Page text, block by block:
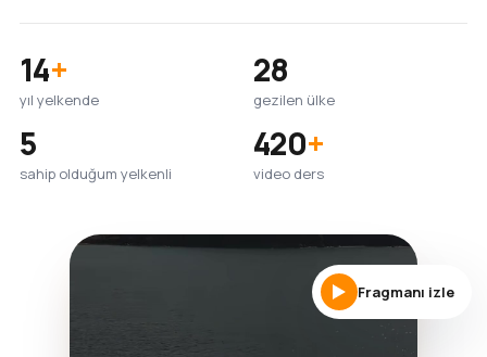
14+
yıl yelkende
28
gezilen ülke
5
sahip olduğum yelkenli
420+
video ders
Fragmanı izle